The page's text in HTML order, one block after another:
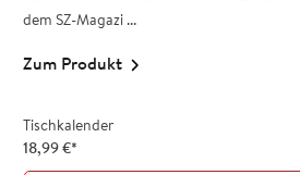
dem SZ-Magazi ...
Zum Produkt
Tischkalender
18,99€*